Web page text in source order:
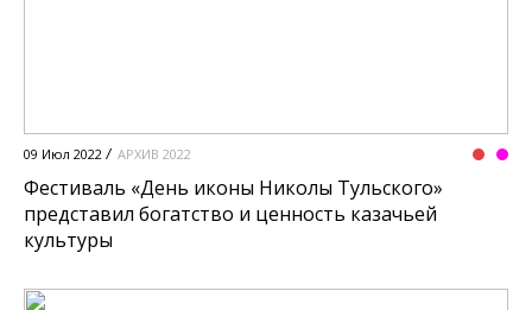
09 Июл 2022 АРХИВ 2022
Фестиваль «День иконы Николы Тульского»
представил богатство и ценность казачьей
культуры